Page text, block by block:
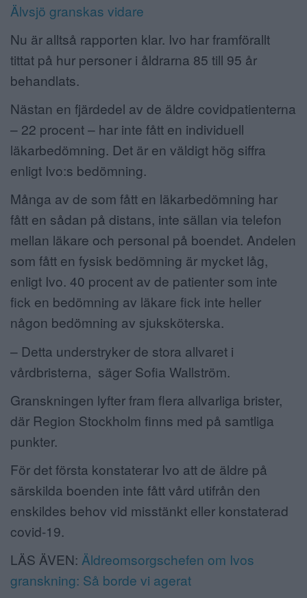
Älvsjö granskas vidare
Nu är alltså rapporten klar. Ivo har framförallt
tittat på hur personer i åldrarna 85 till 95 år
behandlats.
Nästan en fjärdedel av de äldre covidpatienterna
– 22 procent – har inte fått en individuell
läkarbedömning. Det är en väldigt hög siffra
enligt Ivo:s bedömning.
Många av de som fått en läkarbedömning har
fått en sådan på distans, inte sällan via telefon
mellan läkare och personal på boendet. Andelen
som fått en fysisk bedömning är mycket låg,
enligt Ivo. 40 procent av de patienter som inte
fick en bedömning av läkare fick inte heller
någon bedömning av sjuksköterska.
– Detta understryker de stora allvaret i
vårdbristerna, säger Sofia Wallström.
Granskningen lyfter fram flera allvarliga brister,
där Region Stockholm finns med på samtliga
punkter.
För det första konstaterar Ivo att de äldre på
särskilda boenden inte fått vård utifrån den
enskildes behov vid misstänkt eller konstaterad
covid-19.
LÄS ÄVEN: Äldreomsorgschefen om Ivos
granskning: Så borde vi agerat